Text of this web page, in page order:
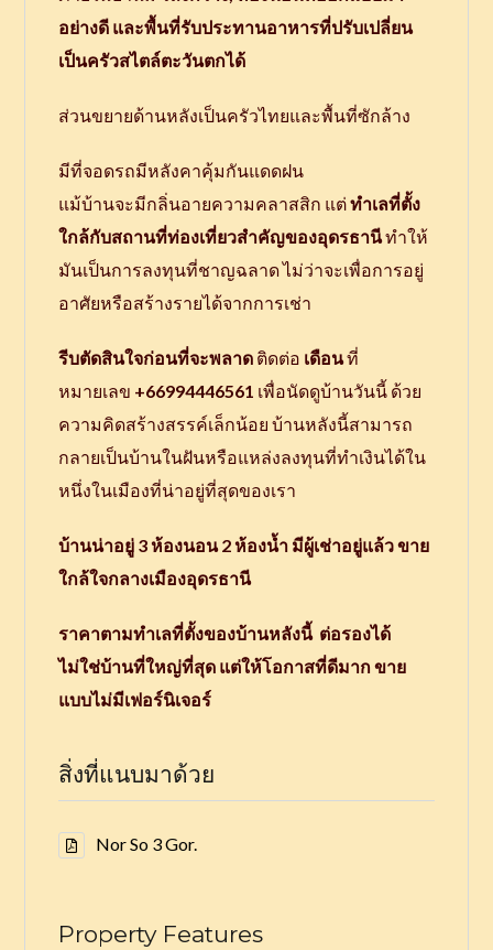
อย่างดี และพื้นที่รับประทานอาหารที่ปรับเปลี่ยน
เป็นครัวสไตล์ตะวันตกได้
ส่วนขยายด้านหลังเป็นครัวไทยและพื้นที่ซักล้าง
มีที่จอดรถมีหลังคาคุ้มกันแดดฝน
แม้บ้านจะมีกลิ่นอายความคลาสสิก แต่ทำเลที่ตั้ง
ใกล้กับสถานที่ท่องเที่ยวสำคัญของอุดรธานีทำให้
มันเป็นการลงทุนที่ชาญฉลาด ไม่ว่าจะเพื่อการอยู่
อาศัยหรือสร้างรายได้จากการเช่า
รีบตัดสินใจก่อนที่จะพลาด ติดต่อ เดือนที่
หมายเลข +66994446561 เพื่อนัดดูบ้านวันนี้ ด้วย
ความคิดสร้างสรรค์เล็กน้อย บ้านหลังนี้สามารถ
กลายเป็นบ้านในฝันหรือแหล่งลงทุนที่ทำเงินได้ใน
หนึ่งในเมืองที่น่าอยู่ที่สุดของเรา
บ้านน่าอยู่ 3 ห้องนอน 2 ห้องน้ำ มีผู้เช่าอยู่แล้ว ขาย
ใกล้ใจกลางเมืองอุดรธานี
ราคาตามทำเลที่ตั้งของบ้านหลังนี้ ต่อรองได้
ไม่ใช่บ้านที่ใหญ่ที่สุด แต่ให้โอกาสที่ดีมากขาย
แบบไม่มีเฟอร์นิเจอร์
สิ่งที่แนบมาด้วย
Nor So 3 Gor.
Property Features